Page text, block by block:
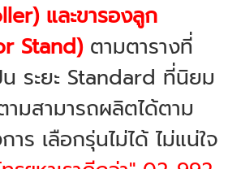
และขารองลูก
Stand) ตามตารางที่
ระยะ Standard ที่นิยม
ามสามารถผลิตได้ตาม
าร เลือกรุ่นไม่ได้ ไม่แน่ใจ